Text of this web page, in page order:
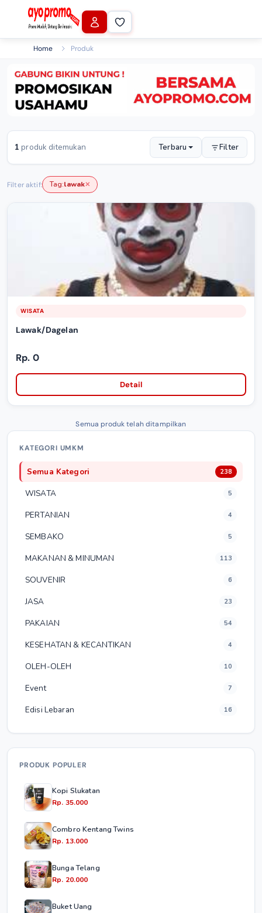
Home Produk
1 produk ditemukan Terbaru Filter
Filter aktif: Tag:lawak✕
WISATA
Lawak/Dagelan
Rp. 0
Detail
Semua produk telah ditampilkan
KATEGORI UMKM
Semua Kategori 238
WISATA 5
PERTANIAN 4
SEMBAKO 5
MAKANAN & MINUMAN 113
SOUVENIR 6
JASA 23
PAKAIAN 54
KESEHATAN & KECANTIKAN 4
OLEH-OLEH 10
Event 7
Edisi Lebaran 16
PRODUK POPULER
Kopi Slukatan
Rp. 35.000
Combro Kentang Twins
Rp. 13.000
Bunga Telang
Rp. 20.000
Buket Uang